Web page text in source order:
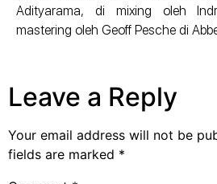
Adityarama, di mixing oleh
mastering oleh Geoff Pesche di
Leave a Reply
Your email address will not be
fields are marked *